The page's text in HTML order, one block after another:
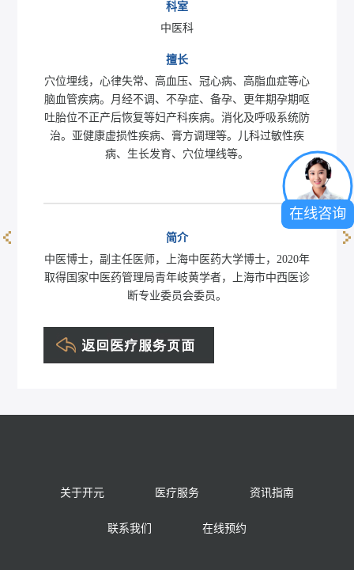
科室
中医科
擅长
穴位埋线，心律失常、高血压、冠心病、高脂血症等心
脑血管疾病。月经不调、不孕症、备孕、更年期孕期呕
吐胎位不正产后恢复等妇产科疾病。消化及呼吸系统防
治。亚健康虚损性疾病、膏方调理等。儿科过敏性疾
病、生长发育、穴位埋线等。
简介
中医博士，副主任医师，上海中医药大学博士，2020年
取得国家中医药管理局青年岐黄学者，上海市中西医诊
断专业委员会委员。
关于开元 医疗服务 资讯指南
联系我们 在线预约
陈锦黎
在线咨询